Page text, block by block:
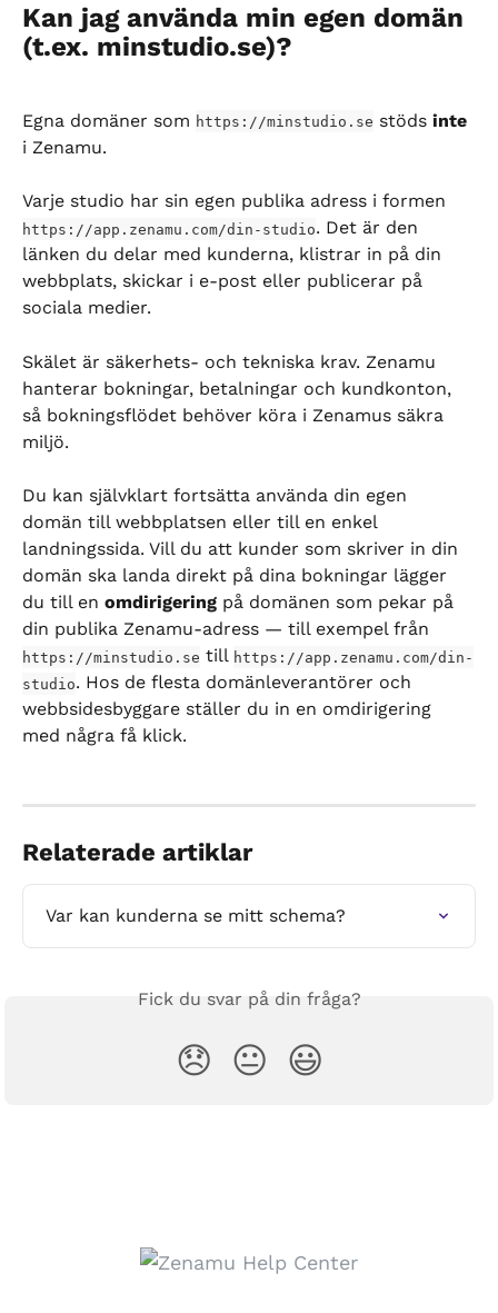
Kan jag använda min egen domän
(t.ex. minstudio.se)?
Egna domäner som https://minstudio.se stöds inte
i Zenamu.
Varje studio har sin egen publika adress i formen
https://app.zenamu.com/din-studio. Det är den
länken du delar med kunderna, klistrar in på din
webbplats, skickar i e-post eller publicerar på
sociala medier.
Skälet är säkerhets- och tekniska krav. Zenamu
hanterar bokningar, betalningar och kundkonton,
så bokningsflödet behöver köra i Zenamus säkra
miljö.
Du kan självklart fortsätta använda din egen
domän till webbplatsen eller till en enkel
landningssida. Vill du att kunder som skriver in din
domän ska landa direkt på dina bokningar lägger
du till en omdirigering på domänen som pekar på
din publika Zenamu-adress — till exempel från
https://minstudio.se till https://app.zenamu.com/din-
studio. Hos de flesta domänleverantörer och
webbsidesbyggare ställer du in en omdirigering
med några få klick.
Relaterade artiklar
Var kan kunderna se mitt schema?
Fick du svar på din fråga?
😞 😐 😃